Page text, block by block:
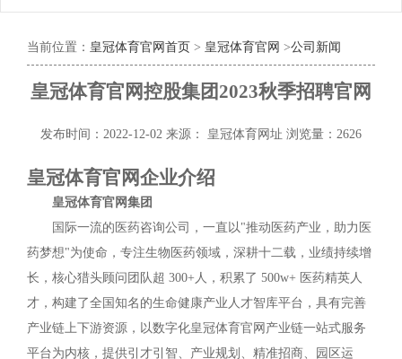
当前位置： 皇冠体育官网首页 > 皇冠体育官网 >公司新闻
皇冠体育官网控股集团2023秋季招聘官网
发布时间：2022-12-02 来源： 皇冠体育网址 浏览量：2626
皇冠体育官网企业介绍
皇冠体育官网集团
国际一流的医药咨询公司，一直以"推动医药产业，助力医
药梦想"为使命，专注生物医药领域，深耕十二载，业绩持续增
长，核心猎头顾问团队超 300+人，积累了 500w+ 医药精英人
才，构建了全国知名的生命健康产业人才智库平台，具有完善
产业链上下游资源，以数字化皇冠体育官网产业链一站式服务
平台为内核，提供引才引智、产业规划、精准招商、园区运